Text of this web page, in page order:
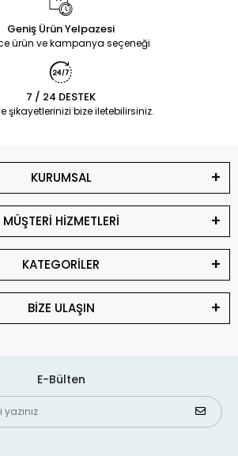
Geniş Ürün Yelpazesi
ürün ve kampanya seçeneği
7 / 24 DESTEK
şikayetlerinizi bize iletebilirsiniz.
KURUMSAL
MÜŞTERİ HİZMETLERİ
KATEGORİLER
BİZE ULAŞIN
E-Bülten